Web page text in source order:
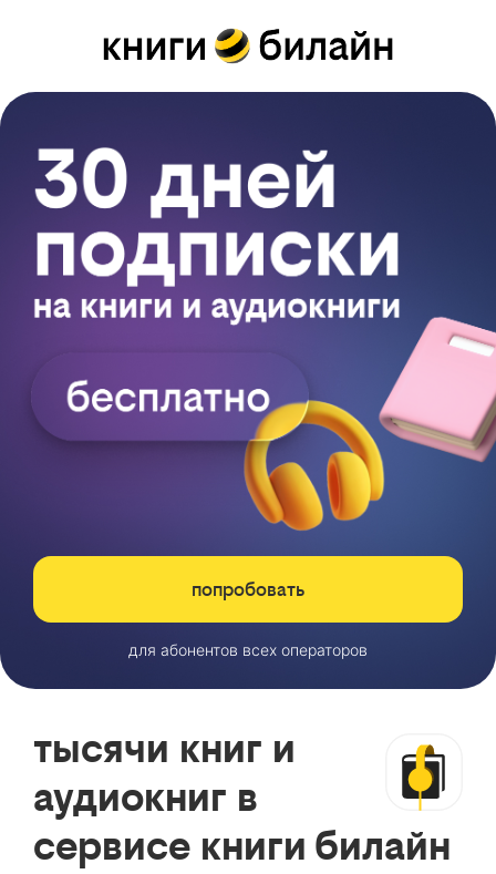
попробовать
для абонентов всех операторов
тысячи книг и
аудиокниг в
сервисе книги билайн